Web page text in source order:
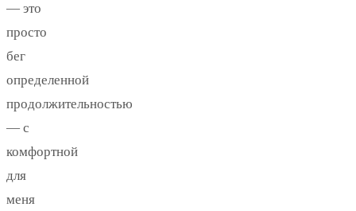
— это
просто
бег
определенной
продолжительностью
— с
комфортной
для
меня